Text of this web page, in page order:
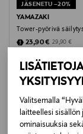
Valitsemalla
laitteellesi
ominaisuuksia
Valmistusmaa
Kiina
Valmistajan
YZ-1872
Valmistaja
Mastermark
JÄSENETU –20%
YAMAZAKI
Tower-pyörivä
Discounted Price
23,90 € Original Price
29,90 €